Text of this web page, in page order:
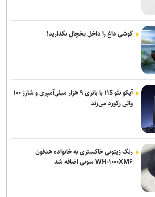
گوشی داغ را داخل یخچال نگذارید!
آیکو نئو ۱۱S با باتری ۹ هزار میلی‌آمپری و شارژ ۱۰۰
واتی رکورد می‌زند
رنگ زیتونی خاکستری به خانواده هدفون
WH-۱۰۰۰XM۶ سونی اضافه شد